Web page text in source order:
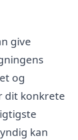
give
og
dit konkrete
kan